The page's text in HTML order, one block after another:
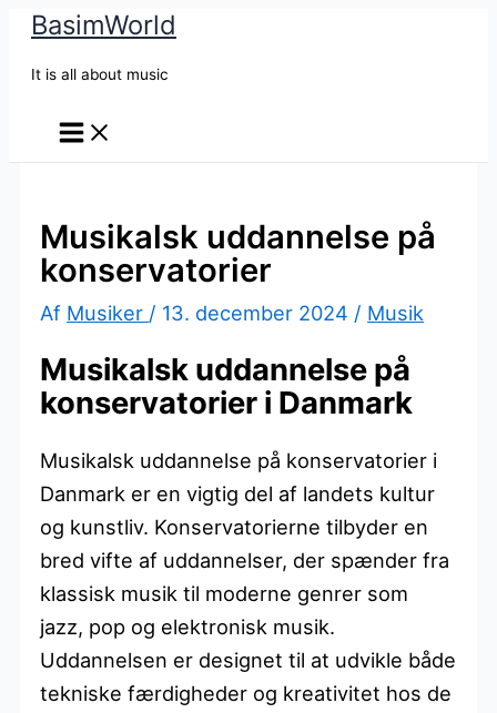
BasimWorld
It is all about music
Musikalsk uddannelse på
konservatorier
Af Musiker / 13. december 2024 / Musik
Musikalsk uddannelse på
konservatorier i Danmark
Musikalsk uddannelse på konservatorier i
Danmark er en vigtig del af landets kultur
og kunstliv. Konservatorierne tilbyder en
bred vifte af uddannelser, der spænder fra
klassisk musik til moderne genrer som
jazz, pop og elektronisk musik.
Uddannelsen er designet til at udvikle både
tekniske færdigheder og kreativitet hos de